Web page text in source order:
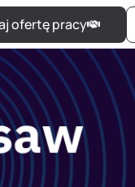
ofertę pracy